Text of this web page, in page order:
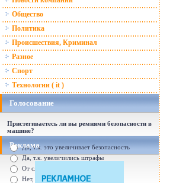
Общество
Политика
Происшествия, Криминал
Разное
Спорт
Технологии ( it )
Голосование
Пристегиваетесь ли вы ремнями безопасности в
машине?
Да, т.к. это увеличивает безопасность
Да, т.к. увеличились штрафы
От случая к случаю...
Нет, с ремнем не удобно
Реклама